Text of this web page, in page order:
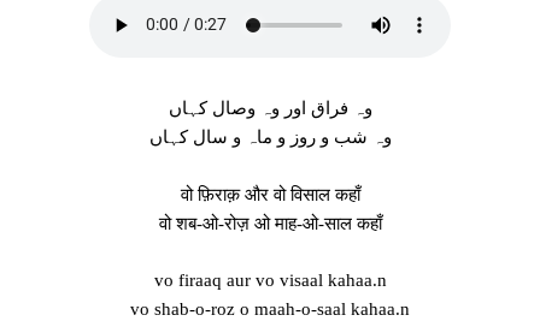
وہ فراق اور وہ وصال کہاں
وہ شب و روز و ماہ و سال کہاں
वो फ़िराक़ और वो विसाल कहाँ
वो शब-ओ-रोज़ ओ माह-ओ-साल कहाँ
vo firaaq aur vo visaal kahaa.n
vo shab-o-roz o maah-o-saal kahaa.n